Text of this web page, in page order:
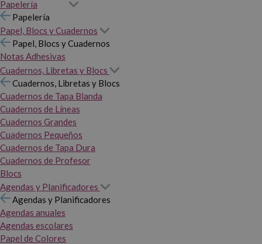
Papelería
Papelería
Papel, Blocs y Cuadernos
Papel, Blocs y Cuadernos
Notas Adhesivas
Cuadernos, Libretas y Blocs
Cuadernos, Libretas y Blocs
Cuadernos de Tapa Blanda
Cuadernos de Líneas
Cuadernos Grandes
Cuadernos Pequeños
Cuadernos de Tapa Dura
Cuadernos de Profesor
Blocs
Agendas y Planificadores
Agendas y Planificadores
Agendas anuales
Agendas escolares
Papel de Colores